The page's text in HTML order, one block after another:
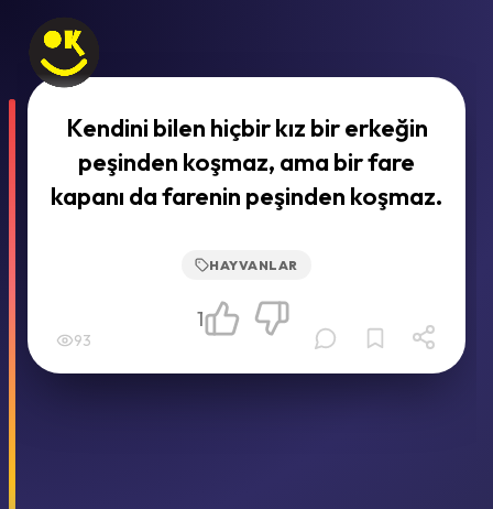
Kendini bilen hiçbir kız bir erkeğin
peşinden koşmaz, ama bir fare
kapanı da farenin peşinden koşmaz.
HAYVANLAR
93
1